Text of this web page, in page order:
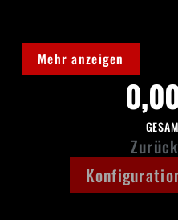
Mehr anzeigen
Zurück